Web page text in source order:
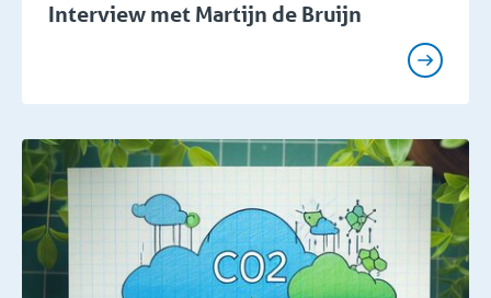
Interview met Martijn de Bruijn